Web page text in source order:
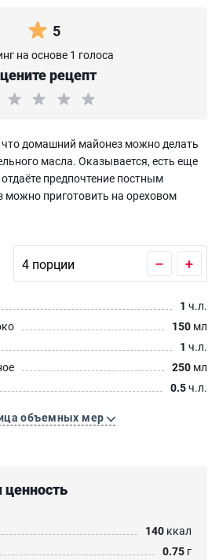
5
на основе 1 голоса
рецепт
домашний майонез можно делать
масла. Оказывается, есть еще
предпочтение постным
приготовить на ореховом
– +
1 ч.л.
150 мл
1 ч.л.
250 мл
0.5ч.л.
объемных мер
ценность
140 ккал
0.75 г